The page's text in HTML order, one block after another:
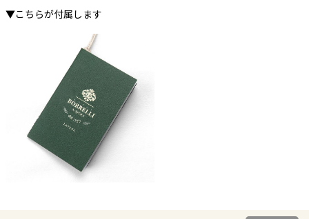
▼こちらが付属します